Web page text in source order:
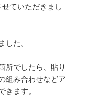
ていただきまし
した。
所でしたら、貼り
組み合わせなどア
きます。